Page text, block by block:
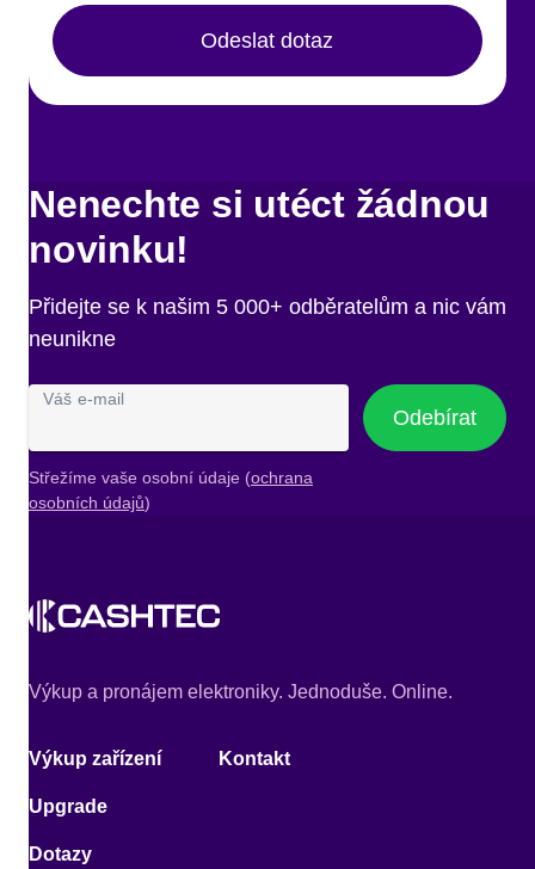
Odeslat dotaz
Nenechte si utéct žádnou
novinku!
Přidejte se k našim 5 000+ odběratelům a nic vám
neunikne
Váš e-mail
Střežíme vaše osobní údaje (ochrana
osobních údajů)
Odebírat
Výkup a pronájem elektroniky. Jednoduše. Online.
Výkup zařízení
Upgrade
Dotazy
Kontakt